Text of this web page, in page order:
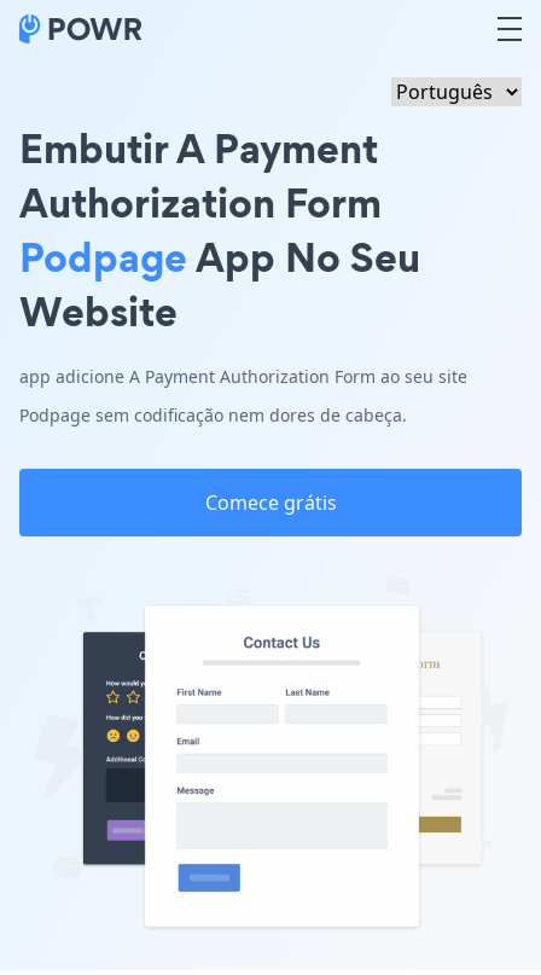
Embutir A Payment
Authorization Form
PodpageApp No Seu
Website
app adicione A Payment Authorization Form ao seu site
Podpage sem codificação nem dores de cabeça.
Comece grátis